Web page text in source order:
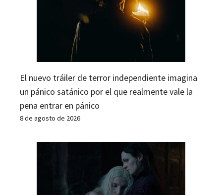
El nuevo tráiler de terror independiente imagina
un pánico satánico por el que realmente vale la
pena entrar en pánico
8 de agosto de 2026